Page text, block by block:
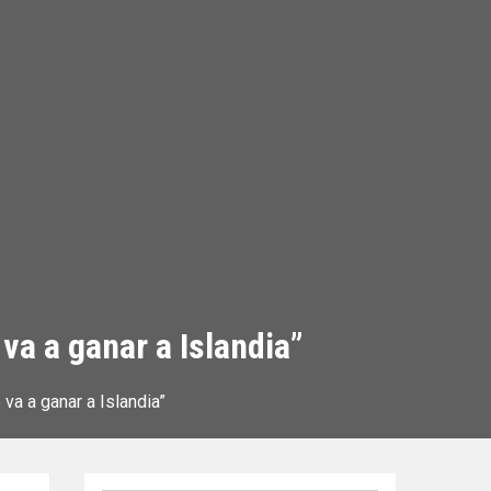
a ganar a Islandia”
a ganar a Islandia”